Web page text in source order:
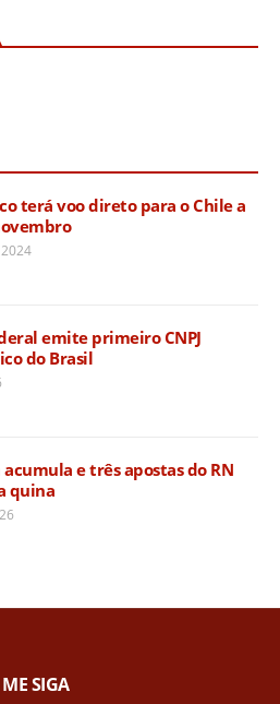
terá voo direto para o Chile a
emite primeiro CNPJ
do Brasil
acumula e três apostas do RN
quina
ME SIGA